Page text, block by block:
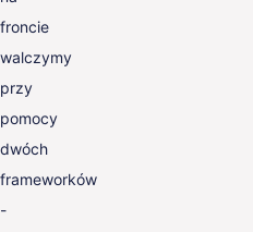
froncie
walczymy
przy
pomocy
dwóch
frameworków
-